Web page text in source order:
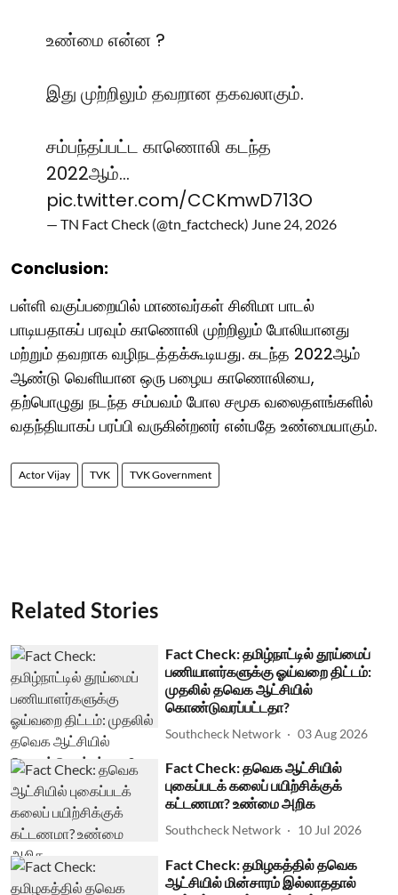
உண்மை என்ன ?
இது முற்றிலும் தவறான தகவலாகும்.
சம்பந்தப்பட்ட காணொலி கடந்த
2022ஆம்…
pic.twitter.com/CCKmwD713O
— TN Fact Check (@tn_factcheck) June 24, 2026
Conclusion:
பள்ளி வகுப்பறையில் மாணவர்கள் சினிமா பாடல்
பாடியதாகப் பரவும் காணொலி முற்றிலும் போலியானது
மற்றும் தவறாக வழிநடத்தக்கூடியது. கடந்த 2022ஆம்
ஆண்டு வெளியான ஒரு பழைய காணொலியை,
தற்பொழுது நடந்த சம்பவம் போல சமூக வலைதளங்களில்
வதந்தியாகப் பரப்பி வருகின்றனர் என்பதே உண்மையாகும்.
Actor Vijay TVK TVK Government
Related Stories
Fact Check: தமிழ்நாட்டில் தூய்மைப்
பணியாளர்களுக்கு ஓய்வறை திட்டம்:
முதலில் தவெக ஆட்சியில்
கொண்டுவரப்பட்டதா?
Southcheck Network 03 Aug 2026
Fact Check: தவெக ஆட்சியில்
புகைப்படக் கலைப் பயிற்சிக்குக்
கட்டணமா? உண்மை அறிக
Southcheck Network 10 Jul 2026
Fact Check: தமிழகத்தில் தவெக
ஆட்சியில் மின்சாரம் இல்லாததால்